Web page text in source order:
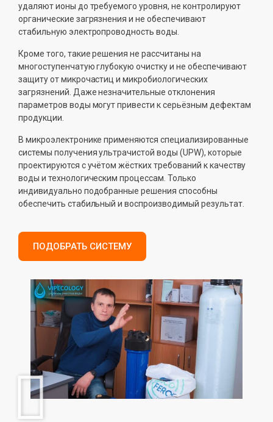
удаляют ионы до требуемого уровня, не контролируют
органические загрязнения и не обеспечивают
стабильную электропроводность воды.
Кроме того, такие решения не рассчитаны на
многоступенчатую глубокую очистку и не обеспечивают
защиту от микрочастиц и микробиологических
загрязнений. Даже незначительные отклонения
параметров воды могут привести к серьёзным дефектам
продукции.
В микроэлектронике применяются специализированные
системы получения ультрачистой воды (UPW), которые
проектируются с учётом жёстких требований к качеству
воды и технологическим процессам. Только
индивидуально подобранные решения способны
обеспечить стабильный и воспроизводимый результат.
ПОДОБРАТЬ СИСТЕМУ